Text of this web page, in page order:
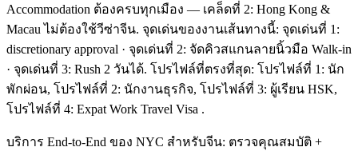
Accommodation ต้องครบทุกเมือง — เคล็ดที่ 2: Hong Kong &
Macau ไม่ต้องใช้วีซ่าจีน. จุดเด่นของงานเส้นทางนี้: จุดเด่นที่ 1:
discretionary approval · จุดเด่นที่ 2: จัดคิวสแกนลายนิ้วมือ Walk-in
· จุดเด่นที่ 3: Rush 2 วันได้. โปรไฟล์ที่ตรงที่สุด: โปรไฟล์ที่ 1: นัก
พักผ่อน, โปรไฟล์ที่ 2: นักงานธุรกิจ, โปรไฟล์ที่ 3: ผู้เรียน HSK,
โปรไฟล์ที่ 4: Expat Work Travel Visa .
บริการ End-to-End ของ NYC สำหรับจีน: ตรวจคุณสมบัติ +